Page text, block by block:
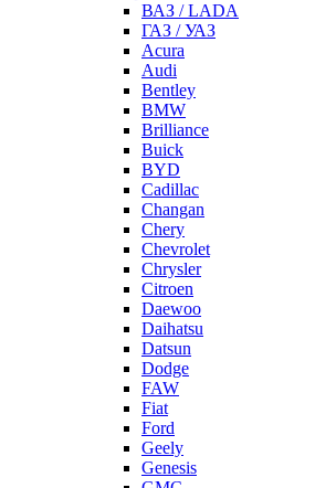
ВАЗ / LADA
ГАЗ / УАЗ
Acura
Audi
Bentley
BMW
Brilliance
Buick
BYD
Cadillac
Changan
Chery
Chevrolet
Chrysler
Citroen
Daewoo
Daihatsu
Datsun
Dodge
FAW
Fiat
Ford
Geely
Genesis